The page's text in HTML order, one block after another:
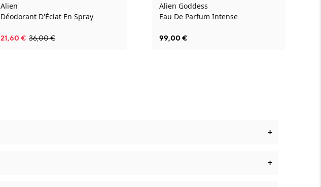
Alien
Déodorant D'Éclat En Spray
21,60€ 36,00€
Alien Goddess
Eau De Parfum Intense
99,00€
+
+